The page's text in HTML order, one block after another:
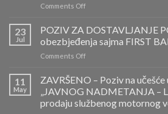
PONUDA
Comments Offon
POZIV
ZA
DOSTAVLJANJE
PONUDA
Projektovanje,
izrada
montaža
23
Jul
POZIV ZA DOSTAVLJANJE
obezbjeđenja sajma FIRST
Comments Offon
ZA
DOSTAVLJANJE
PONUDA
–
11
May
ZAVRŠENO – Poziv na
„JAVNOG NADMETANJA –
prodaju službenog motornog